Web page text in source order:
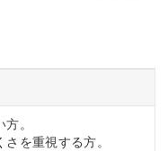
。
を重視する方。